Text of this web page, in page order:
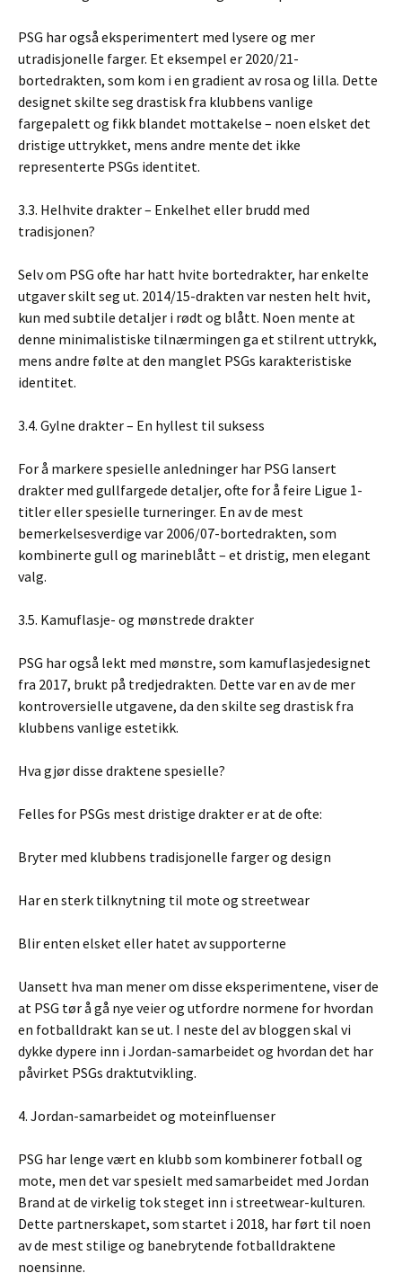
PSG har også eksperimentert med lysere og mer
utradisjonelle farger. Et eksempel er 2020/21-
bortedrakten, som kom i en gradient av rosa og lilla. Dette
designet skilte seg drastisk fra klubbens vanlige
fargepalett og fikk blandet mottakelse – noen elsket det
dristige uttrykket, mens andre mente det ikke
representerte PSGs identitet.
3.3. Helhvite drakter – Enkelhet eller brudd med
tradisjonen?
Selv om PSG ofte har hatt hvite bortedrakter, har enkelte
utgaver skilt seg ut. 2014/15-drakten var nesten helt hvit,
kun med subtile detaljer i rødt og blått. Noen mente at
denne minimalistiske tilnærmingen ga et stilrent uttrykk,
mens andre følte at den manglet PSGs karakteristiske
identitet.
3.4. Gylne drakter – En hyllest til suksess
For å markere spesielle anledninger har PSG lansert
drakter med gullfargede detaljer, ofte for å feire Ligue 1-
titler eller spesielle turneringer. En av de mest
bemerkelsesverdige var 2006/07-bortedrakten, som
kombinerte gull og marineblått – et dristig, men elegant
valg.
3.5. Kamuflasje- og mønstrede drakter
PSG har også lekt med mønstre, som kamuflasjedesignet
fra 2017, brukt på tredjedrakten. Dette var en av de mer
kontroversielle utgavene, da den skilte seg drastisk fra
klubbens vanlige estetikk.
Hva gjør disse draktene spesielle?
Felles for PSGs mest dristige drakter er at de ofte:
Bryter med klubbens tradisjonelle farger og design
Har en sterk tilknytning til mote og streetwear
Blir enten elsket eller hatet av supporterne
Uansett hva man mener om disse eksperimentene, viser de
at PSG tør å gå nye veier og utfordre normene for hvordan
en fotballdrakt kan se ut. I neste del av bloggen skal vi
dykke dypere inn i Jordan-samarbeidet og hvordan det har
påvirket PSGs draktutvikling.
4. Jordan-samarbeidet og moteinfluenser
PSG har lenge vært en klubb som kombinerer fotball og
mote, men det var spesielt med samarbeidet med Jordan
Brand at de virkelig tok steget inn i streetwear-kulturen.
Dette partnerskapet, som startet i 2018, har ført til noen
av de mest stilige og banebrytende fotballdraktene
noensinne.